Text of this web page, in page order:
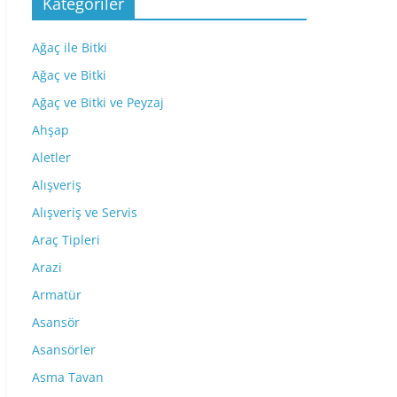
Ağaç ile Bitki
Ağaç ve Bitki
Ağaç ve Bitki ve Peyzaj
Ahşap
Aletler
Alışveriş
Alışveriş ve Servis
Araç Tipleri
Arazi
Armatür
Asansör
Asansörler
Asma Tavan